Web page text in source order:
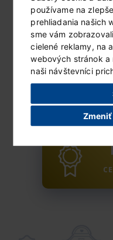
používame na
prehliadania našich
sme vám
cielené reklamy, na
webových stránok a
naši návštevníci
Zmeniť